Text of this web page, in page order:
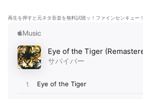
再生を押すと元ネタ音楽を無料試聴ッ！ファインセンキュー！